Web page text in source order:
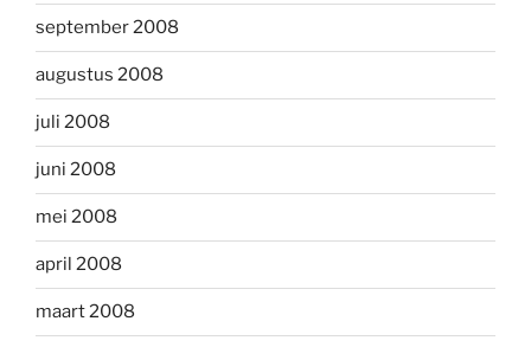
september 2008
augustus 2008
juli 2008
juni 2008
mei 2008
april 2008
maart 2008